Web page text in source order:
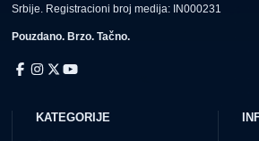
Srbije. Registracioni broj medija: IN000231
Pouzdano. Brzo. Tačno.
KATEGORIJE